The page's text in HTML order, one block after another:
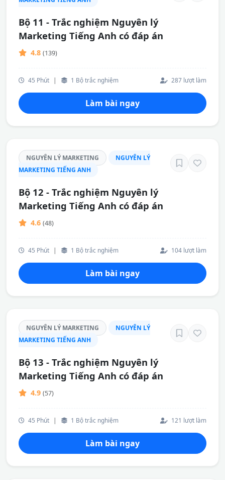
Bộ 11 - Trắc nghiệm Nguyên lý
Marketing Tiếng Anh có đáp án
4.8 (139)
45 Phút | 1 Bộ trắc nghiệm 287 lượt làm
Làm bài ngay
NGUYÊN LÝ MARKETING
NGUYÊN LÝ
MARKETING TIẾNG ANH
Bộ 12 - Trắc nghiệm Nguyên lý
Marketing Tiếng Anh có đáp án
4.6 (48)
45 Phút | 1 Bộ trắc nghiệm 104 lượt làm
Làm bài ngay
NGUYÊN LÝ MARKETING
NGUYÊN LÝ
MARKETING TIẾNG ANH
Bộ 13 - Trắc nghiệm Nguyên lý
Marketing Tiếng Anh có đáp án
4.9 (57)
45 Phút | 1 Bộ trắc nghiệm 121 lượt làm
Làm bài ngay